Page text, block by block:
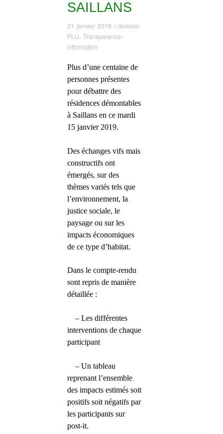
SAILLANS
21 janvier 2019 / révision
PLU, Transparence-
information
Plus d’une centaine de
personnes présentes
pour débattre des
résidences démontables
à Saillans en ce mardi
15 janvier 2019.
Des échanges vifs mais
constructifs ont
émergés, sur des
thèmes variés tels que
l’environnement, la
justice sociale, le
paysage ou sur les
impacts économiques
de ce type d’habitat.
Dans le compte-rendu
sont repris de manière
détaillée :
– Les différentes
interventions de chaque
participant
– Un tableau
reprenant l’ensemble
des impacts estimés soit
positifs soit négatifs par
les participants sur
post-it.